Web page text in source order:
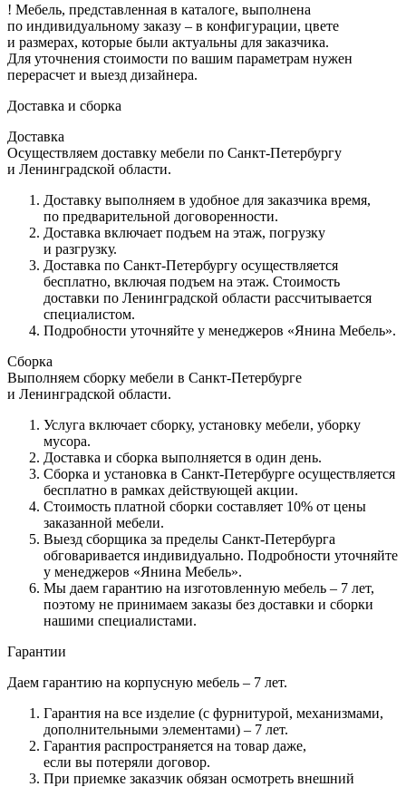
! Мебель, представленная в каталоге, выполнена
по индивидуальному заказу – в конфигурации, цвете
и размерах, которые были актуальны для заказчика.
Для уточнения стоимости по вашим параметрам нужен
перерасчет и выезд дизайнера.
Доставка и сборка
Доставка
Осуществляем доставку мебели по Санкт-Петербургу
и Ленинградской области.
Доставку выполняем в удобное для заказчика время,
по предварительной договоренности.
Доставка включает подъем на этаж, погрузку
и разгрузку.
Доставка по Санкт-Петербургу осуществляется
бесплатно, включая подъем на этаж. Стоимость
доставки по Ленинградской области рассчитывается
специалистом.
Подробности уточняйте у менеджеров «Янина Мебель».
Сборка
Выполняем сборку мебели в Санкт-Петербурге
и Ленинградской области.
Услуга включает сборку, установку мебели, уборку
мусора.
Доставка и сборка выполняется в один день.
Сборка и установка в Санкт-Петербурге осуществляется
бесплатно в рамках действующей акции.
Стоимость платной сборки составляет 10% от цены
заказанной мебели.
Выезд сборщика за пределы Санкт-Петербурга
обговаривается индивидуально. Подробности уточняйте
у менеджеров «Янина Мебель».
Мы даем гарантию на изготовленную мебель – 7 лет,
поэтому не принимаем заказы без доставки и сборки
нашими специалистами.
Гарантии
Даем гарантию на корпусную мебель – 7 лет.
Гарантия на все изделие (с фурнитурой, механизмами,
дополнительными элементами) – 7 лет.
Гарантия распространяется на товар даже,
если вы потеряли договор.
При приемке заказчик обязан осмотреть внешний